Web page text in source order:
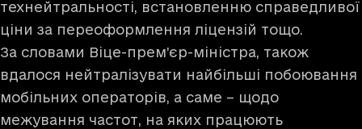
технейтральності, встановленню справедливої
ціни за переоформлення ліцензій тощо.
За словами Віце-прем’єр-міністра, також
вдалося нейтралізувати найбільші побоювання
мобільних операторів, а саме – щодо
межування частот, на яких працюють